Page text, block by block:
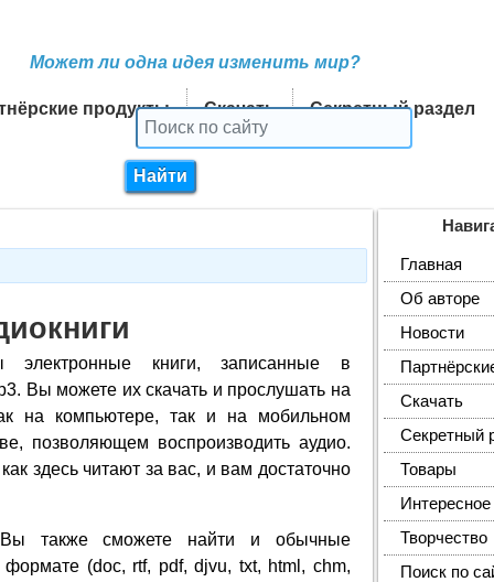
Может ли одна идея изменить мир?
продукты Скачать Секретный раздел
книги, записанные в
Вы можете их скачать и прослушать на
на компьютере, так и на мобильном
позволяющем воспроизводить аудио.
здесь читают за вас, и вам достаточно
Вы также сможете найти и обычные
формате (doc, rtf, pdf, djvu, txt, html, chm,
Главная
Об авторе
Новости
Скачать
Секретный
Товары
Интересное
Творчество
Поиск по